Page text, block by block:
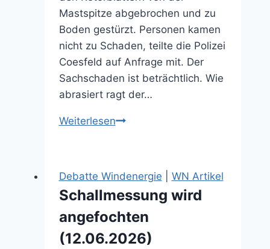
Mastspitze abgebrochen und zu
Boden gestürzt. Personen kamen
nicht zu Schaden, teilte die Polizei
Coesfeld auf Anfrage mit. Der
Sachschaden ist beträchtlich. Wie
abrasiert ragt der…
WeiterlesenKopf
stürzt
Boden
(28.10.2025)
Debatte Windenergie WN Artikel
Schallmessung wird
angefochten
(12.06.2026)